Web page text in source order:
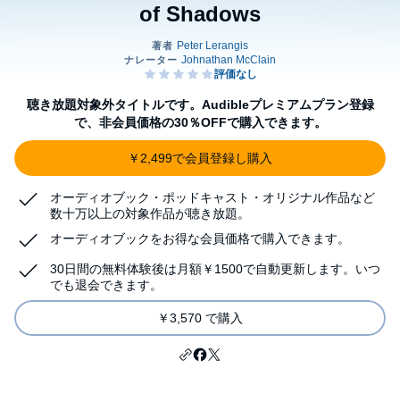
of Shadows
聴き放題対象外タイトルです。Audibleプレミアムプラン登録
で、非会員価格の30％OFFで購入できます。
￥2,499で会員登録し購入
オーディオブック・ポッドキャスト・オリジナル作品など
数十万以上の対象作品が聴き放題。
オーディオブックをお得な会員価格で購入できます。
30日間の無料体験後は月額￥1500で自動更新します。いつ
でも退会できます。
￥3,570 で購入